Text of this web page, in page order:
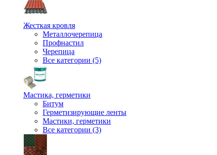
Жесткая кровля
Металлочерепица
Профнастил
Черепица
Все категории (5)
Мастика, герметики
Битум
Герметизирующие ленты
Мастики, герметики
Все категории (3)